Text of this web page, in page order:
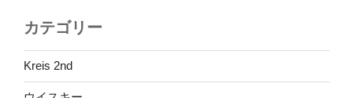
カテゴリー
Kreis 2nd